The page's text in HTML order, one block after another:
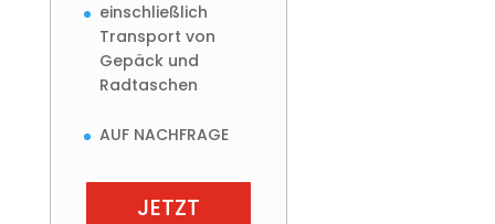
einschließlich
Transport von
Gepäck und
Radtaschen
AUF NACHFRAGE
JETZT